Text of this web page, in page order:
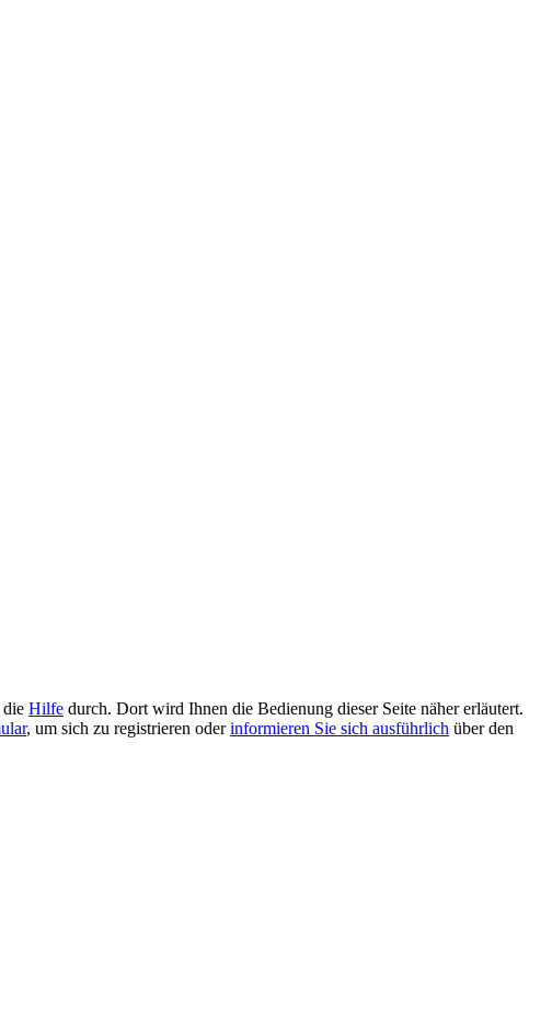
die Hilfe durch. Dort wird Ihnen die Bedienung dieser Seite näher erläutert.
, um sich zu registrieren oderinformieren Sie sich ausführlich über den